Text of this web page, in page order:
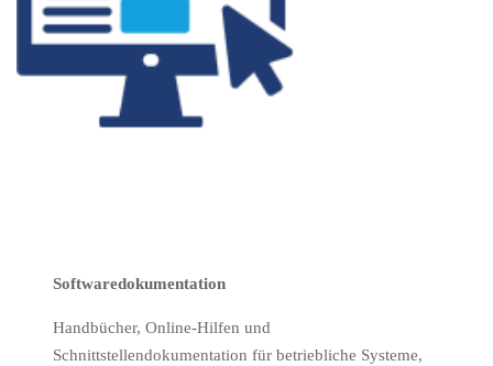
Softwaredokumentation
Handbücher, Online-Hilfen und
Schnittstellendokumentation für betriebliche Systeme,